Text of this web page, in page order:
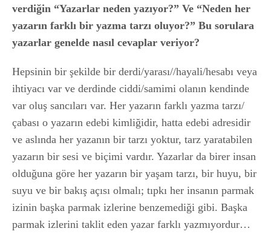
verdiğin “Yazarlar neden yazıyor?” Ve “Neden her
yazarın farklı bir yazma tarzı oluyor?” Bu sorulara
yazarlar genelde nasıl cevaplar veriyor?
Hepsinin bir şekilde bir derdi/yarası//hayali/hesabı veya
ihtiyacı var ve derdinde ciddi/samimi olanın kendinde
var oluş sancıları var. Her yazarın farklı yazma tarzı/
çabası o yazarın edebi kimliğidir, hatta edebi adresidir
ve aslında her yazanın bir tarzı yoktur, tarz yaratabilen
yazarın bir sesi ve biçimi vardır. Yazarlar da birer insan
olduğuna göre her yazarın bir yaşam tarzı, bir huyu, bir
suyu ve bir bakış açısı olmalı; tıpkı her insanın parmak
izinin başka parmak izlerine benzemediği gibi. Başka
parmak izlerini taklit eden yazar farklı yazmıyordur…